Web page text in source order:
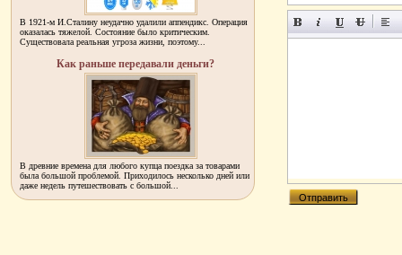
В 1921-м И.Сталину неудачно удалили аппендикс. Операция
оказалась тяжелой. Состояние было критическим.
Существовала реальная угроза жизни, поэтому...
Как раньше передавали деньги?
В древние времена для любого купца поездка за товарами
была большой проблемой. Приходилось несколько дней или
даже недель путешествовать с большой...